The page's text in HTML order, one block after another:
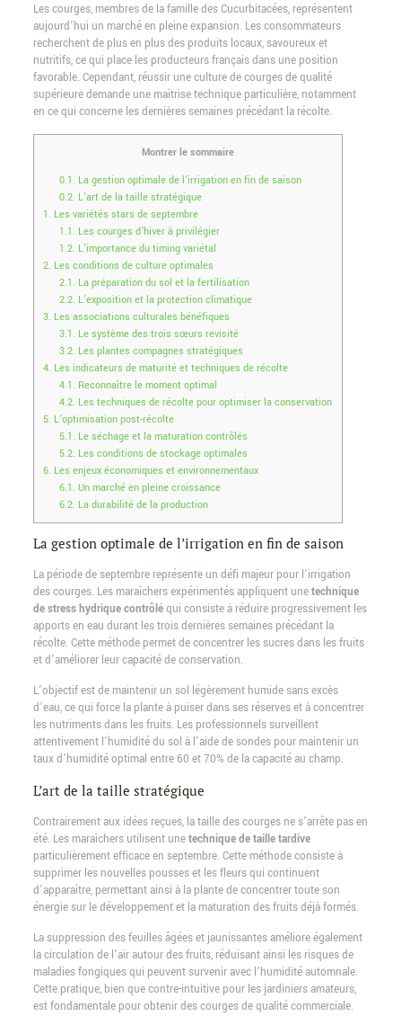
Les courges, membres de la famille des Cucurbitacées, représentent
aujourd’hui un marché en pleine expansion. Les consommateurs
recherchent de plus en plus des produits locaux, savoureux et
nutritifs, ce qui place les producteurs français dans une position
favorable. Cependant, réussir une culture de courges de qualité
supérieure demande une maîtrise technique particulière, notamment
en ce qui concerne les dernières semaines précédant la récolte.
Montrer le sommaire
0.1. La gestion optimale de l’irrigation en fin de saison
0.2. L’art de la taille stratégique
1. Les variétés stars de septembre
1.1. Les courges d’hiver à privilégier
1.2. L’importance du timing variétal
2. Les conditions de culture optimales
2.1. La préparation du sol et la fertilisation
2.2. L’exposition et la protection climatique
3. Les associations culturales bénéfiques
3.1. Le système des trois sœurs revisité
3.2. Les plantes compagnes stratégiques
4. Les indicateurs de maturité et techniques de récolte
4.1. Reconnaître le moment optimal
4.2. Les techniques de récolte pour optimiser la conservation
5. L’optimisation post-récolte
5.1. Le séchage et la maturation contrôlés
5.2. Les conditions de stockage optimales
6. Les enjeux économiques et environnementaux
6.1. Un marché en pleine croissance
6.2. La durabilité de la production
La gestion optimale de l’irrigation en fin de saison
La période de septembre représente un défi majeur pour l’irrigation
des courges. Les maraîchers expérimentés appliquent unetechnique
de stress hydrique contrôléqui consiste à réduire progressivement les
apports en eau durant les trois dernières semaines précédant la
récolte. Cette méthode permet de concentrer les sucres dans les fruits
et d’améliorer leur capacité de conservation.
L’objectif est de maintenir un sol légèrement humide sans excès
d’eau, ce qui force la plante à puiser dans ses réserves et à concentrer
les nutriments dans les fruits. Les professionnels surveillent
attentivement l’humidité du sol à l’aide de sondes pour maintenir un
taux d’humidité optimal entre 60 et 70% de la capacité au champ.
L’art de la taille stratégique
Contrairement aux idées reçues, la taille des courges ne s’arrête pas en
été. Les maraîchers utilisent unetechnique de taille tardive
particulièrement efficace en septembre. Cette méthode consiste à
supprimer les nouvelles pousses et les fleurs qui continuent
d’apparaître, permettant ainsi à la plante de concentrer toute son
énergie sur le développement et la maturation des fruits déjà formés.
La suppression des feuilles âgées et jaunissantes améliore également
la circulation de l’air autour des fruits, réduisant ainsi les risques de
maladies fongiques qui peuvent survenir avec l’humidité automnale.
Cette pratique, bien que contre-intuitive pour les jardiniers amateurs,
est fondamentale pour obtenir des courges de qualité commerciale.